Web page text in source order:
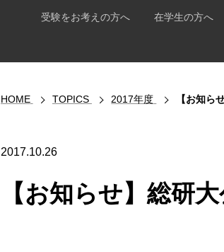
受験をお考えの方へ 在学生の方へ
HOME TOPICS 2017年度 【お知ら
2017.10.26
【お知らせ】総研